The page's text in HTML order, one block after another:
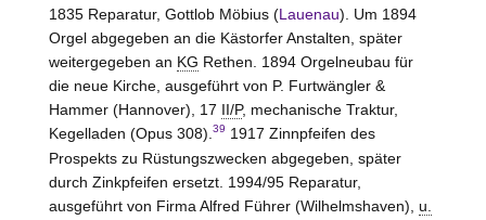
1835 Reparatur, Gottlob Möbius (Lauenau). Um 1894
Orgel abgegeben an die Kästorfer Anstalten, später
weitergegeben an KG Rethen. 1894 Orgelneubau für
die neue Kirche, ausgeführt von P. Furtwängler &
Hammer (Hannover), 17 II/P, mechanische Traktur,
Kegelladen (Opus 308). 39 1917 Zinnpfeifen des
Prospekts zu Rüstungszwecken abgegeben, später
durch Zinkpfeifen ersetzt. 1994/95 Reparatur,
ausgeführt von Firma Alfred Führer (Wilhelmshaven), u.